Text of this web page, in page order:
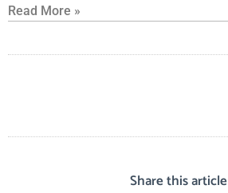
Read More »
Share this article